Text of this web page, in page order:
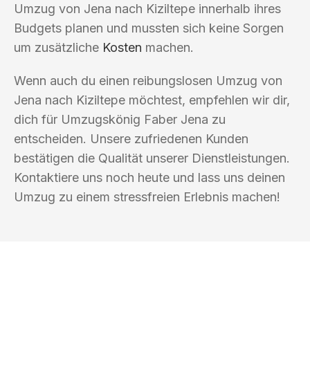
Umzug von Jena nach Kiziltepe innerhalb ihres
Budgets planen und mussten sich keine Sorgen
um zusätzliche Kosten machen.
Wenn auch du einen reibungslosen Umzug von
Jena nach Kiziltepe möchtest, empfehlen wir dir,
dich für Umzugskönig Faber Jena zu
entscheiden. Unsere zufriedenen Kunden
bestätigen die Qualität unserer Dienstleistungen.
Kontaktiere uns noch heute und lass uns deinen
Umzug zu einem stressfreien Erlebnis machen!